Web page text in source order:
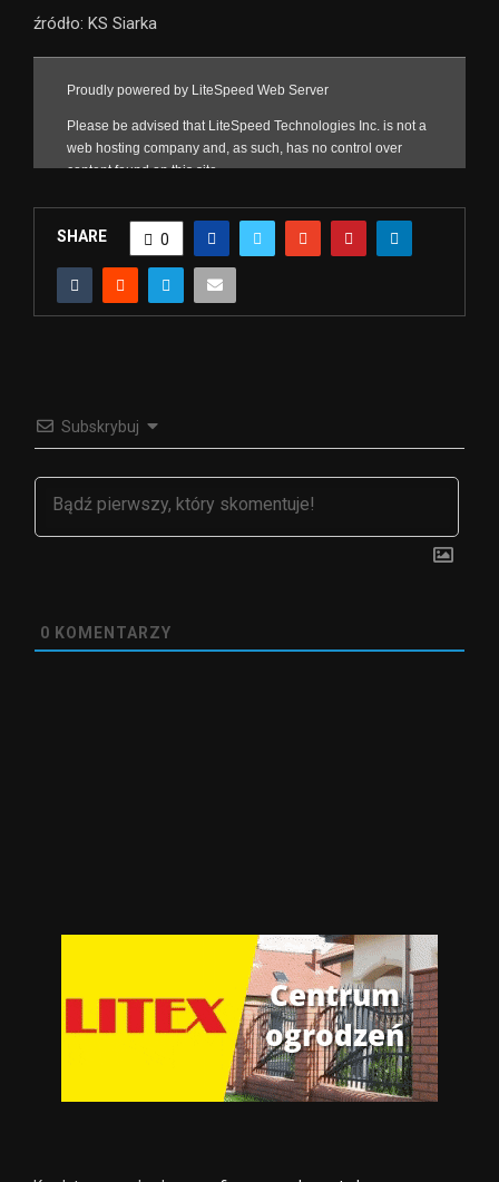
źródło: KS Siarka
SHARE 0
Subskrybuj
0 KOMENTARZY